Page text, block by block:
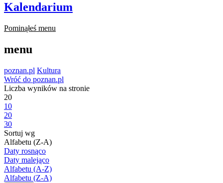
Kalendarium
Pominąłeś menu
menu
poznan.pl Kultura
Wróć do poznan.pl
Liczba wyników na stronie
20
10
20
30
Sortuj wg
Alfabetu (Z-A)
Daty rosnąco
Daty malejąco
Alfabetu (A-Z)
Alfabetu (Z-A)